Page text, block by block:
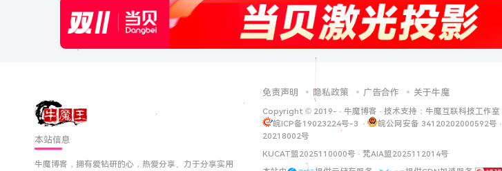
本站信息
牛魔博客，拥有爱钻研的心，热爱分享、力于分享实用
免责声明 隐私政策 广告合作 关于牛魔
Copyright © 2019- · 牛魔博客 · 技术支持： 牛魔互联科技工作室
皖ICP备19023224号-3 · 皖公网安备 34120202000592号 ·
20218002号
KUCAT盟2025110000号 · 梵AIA盟2025112014号